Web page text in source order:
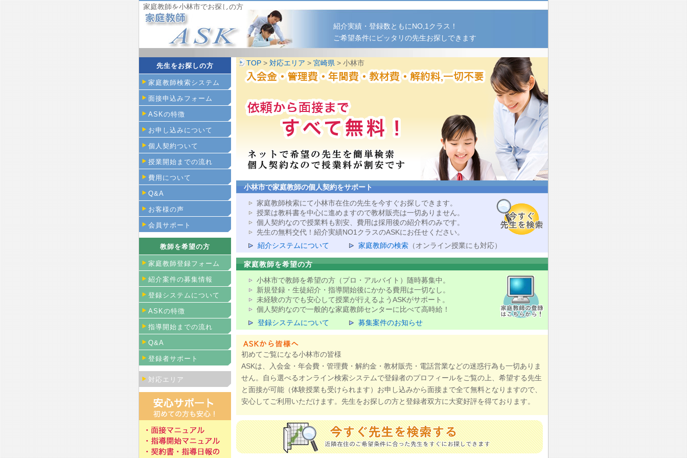
家庭教師を小林市でお探しの方
紹介実績・登録数ともにNO,1クラス！
ご希望条件にピッタリの先生お探しできます
TOP > 対応エリア > 宮崎県 > 小林市
小林市で家庭教師の個人契約をサポート
家庭教師検索にて小林市在住の先生を今すぐお探しできます。
授業は教科書を中心に進めますので教材販売は一切ありません。
個人契約なので授業料も割安、費用は採用後の紹介料のみです。
先生の無料交代！紹介実績NO1クラスのASKにお任せください。
紹介システムについて
家庭教師の検索 （オンライン授業にも対応）
家庭教師を希望の方
小林市で教師を希望の方（プロ・アルバイト）随時募集中。
新規登録・生徒紹介・指導開始後にかかる費用は一切なし。
未経験の方でも安心して授業が行えるようASKがサポート。
個人契約なので一般的な家庭教師センターに比べて高時給！
登録システムについて
募集案件のお知らせ
初めてご覧になる小林市の皆様
ASKは、入会金・年会費・管理費・解約金・教材販売・電話営業などの迷惑行為も一切ありま
せん。自ら選べるオンライン検索システムで登録者のプロフィールをご覧の上、希望する先生
と面接が可能（体験授業も受けられます）お申し込みから面接まで全て無料となりますので、
安心してご利用いただけます。先生をお探しの方と登録者双方に大変好評を得ております。
先生をお探しの方
家庭教師検索システム
面接申込みフォーム
ASKの特徴
お申し込みについて
個人契約ついて
授業開始までの流れ
費用について
Q&A
お客様の声
会員サポート
教師を希望の方
家庭教師登録フォーム
紹介案件の募集情報
登録システムについて
ASKの特徴
指導開始までの流れ
Q&A
登録者サポート
対応エリア